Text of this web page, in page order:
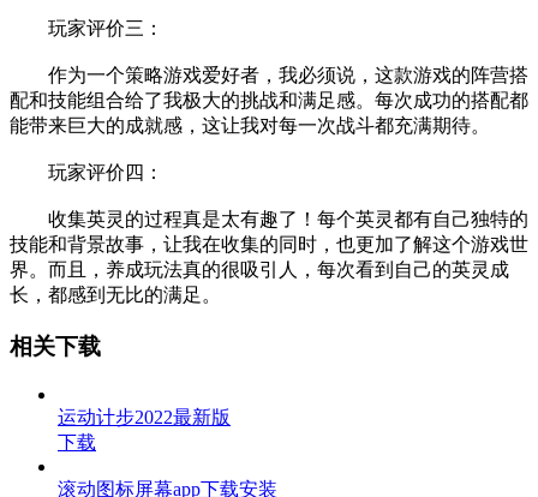
玩家评价三：
作为一个策略游戏爱好者，我必须说，这款游戏的阵营搭
配和技能组合给了我极大的挑战和满足感。每次成功的搭配都
能带来巨大的成就感，这让我对每一次战斗都充满期待。
玩家评价四：
收集英灵的过程真是太有趣了！每个英灵都有自己独特的
技能和背景故事，让我在收集的同时，也更加了解这个游戏世
界。而且，养成玩法真的很吸引人，每次看到自己的英灵成
长，都感到无比的满足。
相关下载
运动计步2022最新版
下载
滚动图标屏幕app下载安装